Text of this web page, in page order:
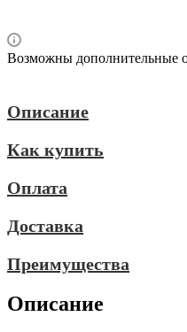
Возможны дополнительные
Описание
Как купить
Оплата
Доставка
Преимущества
Описание